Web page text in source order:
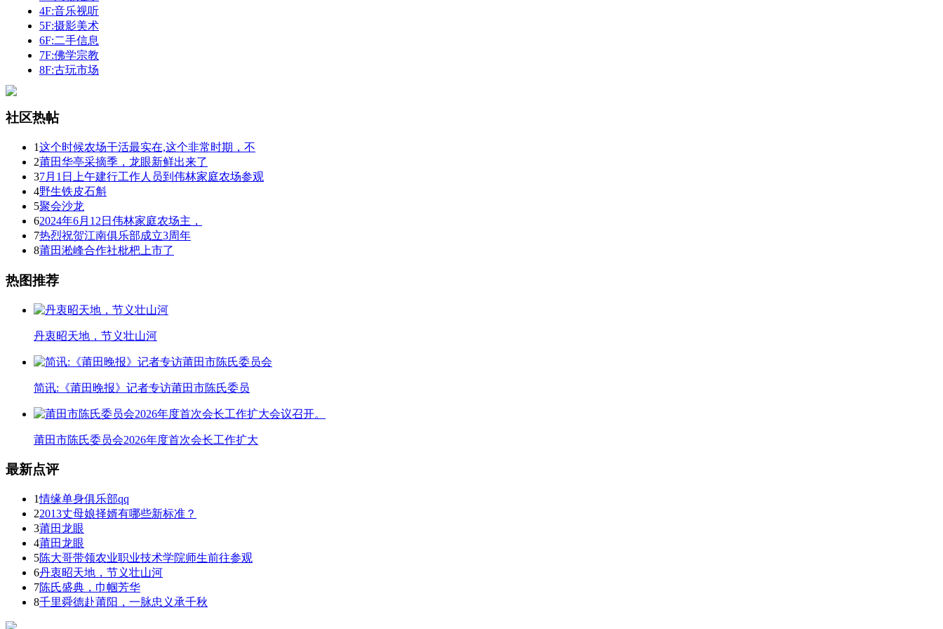
4F:音乐视听
5F:摄影美术
6F:二手信息
7F:佛学宗教
8F:古玩市场
社区热帖
1这个时候农场干活最实在,这个非常时期，不
2莆田华亭采摘季，龙眼新鲜出来了
37月1日上午建行工作人员到伟林家庭农场参观
4野生铁皮石斛
5聚会沙龙
62024年6月12日伟林家庭农场主，
7热烈祝贺江南俱乐部成立3周年
8莆田淞峰合作社枇杷上市了
热图推荐
丹衷昭天地，节义壮山河
简讯:《莆田晚报》记者专访莆田市陈氏委员
莆田市陈氏委员会2026年度首次会长工作扩大
最新点评
1情缘单身俱乐部qq
22013丈母娘择婿有哪些新标准？
3莆田龙眼
4莆田龙眼
5陈大哥带领农业职业技术学院师生前往参观
6丹衷昭天地，节义壮山河
7陈氏盛典，巾帼芳华
8千里舜德赴莆阳，一脉忠义承千秋